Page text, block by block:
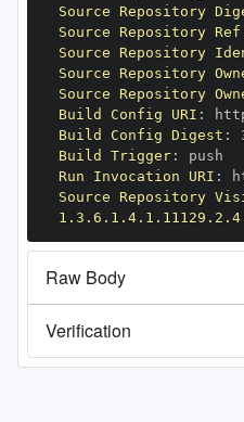
Source Repository
Source Repository Ref
Source Repository
Source Repository
Source Repository
Build Config URI :
Build Config Digest :
Build Trigger:
Run Invocation URI :
Source Repository
Raw Body
Verification